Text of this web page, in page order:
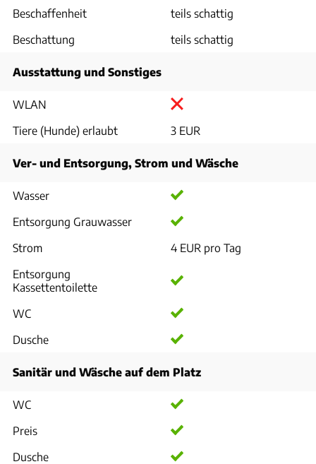
Beschaffenheit
teils schattig
Beschattung
teils schattig
Ausstattung und Sonstiges
WLAN
Tiere (Hunde) erlaubt
3 EUR
Ver- und Entsorgung, Strom und Wäsche
Wasser
Entsorgung Grauwasser
Strom
4 EUR pro Tag
Entsorgung
Kassettentoilette
WC
Dusche
Sanitär und Wäsche auf dem Platz
WC
Preis
Dusche